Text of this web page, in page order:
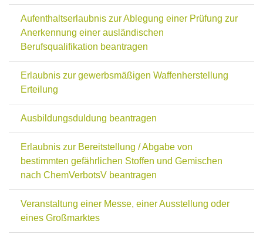
Aufenthaltserlaubnis zur Ablegung einer Prüfung zur
Anerkennung einer ausländischen
Berufsqualifikation beantragen
Erlaubnis zur gewerbsmäßigen Waffenherstellung
Erteilung
Ausbildungsduldung beantragen
Erlaubnis zur Bereitstellung / Abgabe von
bestimmten gefährlichen Stoffen und Gemischen
nach ChemVerbotsV beantragen
Veranstaltung einer Messe, einer Ausstellung oder
eines Großmarktes